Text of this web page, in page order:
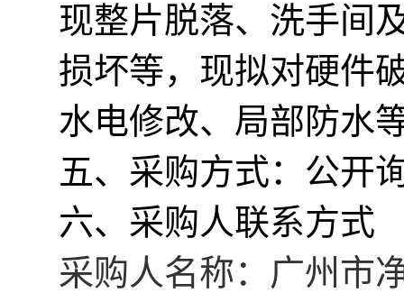
现整片脱落、洗手间
损坏等，现拟对硬件
水电修改、局部防水
五、采购方式：公开
六、采购人联系方式
采购人名称：广州市